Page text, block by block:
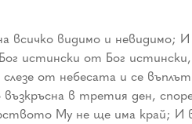
видимо и невидимо;
истински от Бог
от небесата и се
в третия ден,
Му не ще има край;